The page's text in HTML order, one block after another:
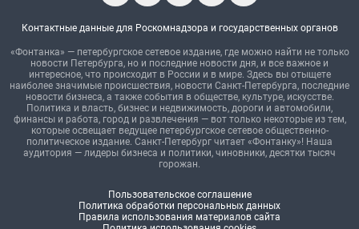
Контактные данные для Роскомнадзора и государственных органов
«Фонтанка» — петербургское сетевое издание, где можно найти не только
новости Петербурга, но и последние новости дня, и все важное и
интересное, что происходит в России и в мире. Здесь вы отыщете
наиболее значимые происшествия, новости Санкт-Петербурга, последние
новости бизнеса, а также события в обществе, культуре, искусстве.
Политика и власть, бизнес и недвижимость, дороги и автомобили,
финансы и работа, город и развлечения — вот только некоторые из тем,
которые освещает ведущее петербургское сетевое общественно-
политическое издание. Санкт-Петербург читает «Фонтанку»! Наша
аудитория — лидеры бизнеса и политики, чиновники, десятки тысяч
горожан.
Пользовательское соглашение
Политика обработки персональных данных
Правила использования материалов сайта